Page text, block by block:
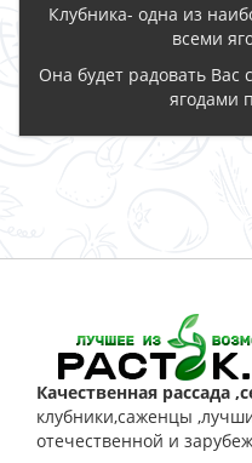
Клубника- одна из
всеми
Она будет радовать
ягодами
Качественная рассада
клубники,саженцы
отечественной и